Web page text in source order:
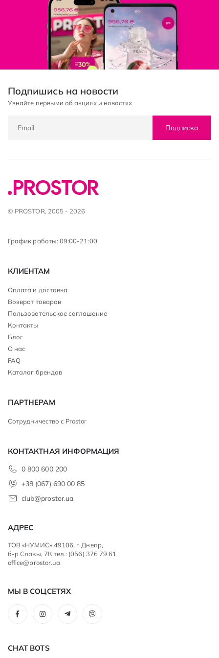
Подпишись на новости
Узнайте первыми об акциях и новостях
Подписка
© PROSTOR, 2005 - 2026
График работы: 09:00-21:00
КЛИЕНТАМ
Оплата и доставка
Возврат товаров
Пользовательское соглашение
Контакты
Блог
О нас
FAQ
Каталог брендов
ПАРТНЕРАМ
Сотрудничество с Prostor
КОНТАКТНАЯ ИНФОРМАЦИЯ
0 800 600 200
+38 (067) 690 00 85
club@prostor.ua
АДРЕС
ТОВ «НУМИС» 49106, г. Днепр,
б-р Славы, 7К тел.: (056) 376 79 61
office@prostor.ua
МЫ В СОЦСЕТЯХ
CHAT BOTS